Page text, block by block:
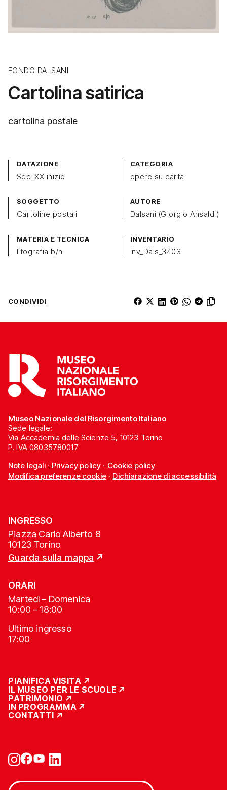
FONDO DALSANI
Cartolina satirica
cartolina postale
DATAZIONE
Sec. XX inizio
CATEGORIA
opere su carta
SOGGETTO
Cartoline postali
AUTORE
Dalsani (Giorgio Ansaldi)
MATERIA E TECNICA
litografia b/n
INVENTARIO
Inv_Dals_3403
CONDIVIDI
Museo Nazionale del Risorgimento Italiano
Sede legale:
Via Accademia delle Scienze 5, 10123 Torino
P. IVA 08035780017
Note legali· Privacy policy · Cookie policy
Modifica preferenze cookie· Dichiarazione di accessibilità
INGRESSO
Piazza Carlo Alberto 8
10123 Torino
Guarda sulla mappa
ORARI
Martedì – Domenica
10:00 – 18:00
Ultimo ingresso
17:00
PIANIFICA VISITA
IL MUSEO PER LE SCUOLE
PATRIMONIO
IN PROGRAMMA
CONTATTI